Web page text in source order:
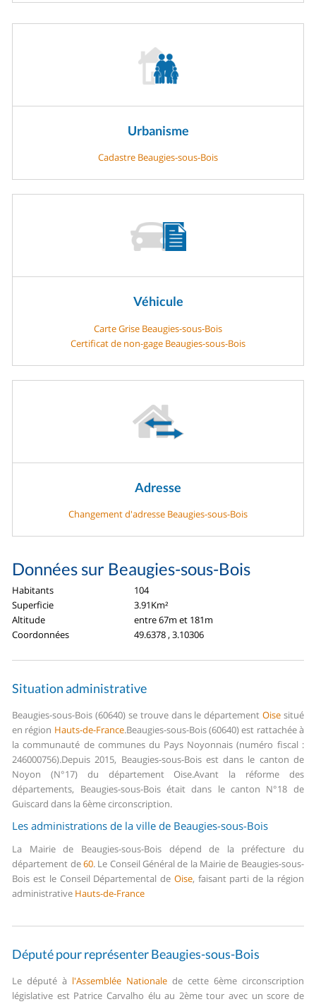
Urbanisme
Cadastre Beaugies-sous-Bois
Véhicule
Carte Grise Beaugies-sous-Bois
Certificat de non-gage Beaugies-sous-Bois
Adresse
Changement d'adresse Beaugies-sous-Bois
Données sur Beaugies-sous-Bois
Habitants
104
Superficie
3.91Km²
Altitude
entre 67m et 181m
Coordonnées
49.6378 , 3.10306
Situation administrative
Beaugies-sous-Bois (60640) se trouve dans le département Oisesitué
en région Hauts-de-France.Beaugies-sous-Bois (60640) est rattachée à
la communauté de communes du Pays Noyonnais (numéro fiscal :
246000756).Depuis 2015, Beaugies-sous-Bois est dans le canton de
Noyon (N°17) du département Oise.Avant la réforme des
départements, Beaugies-sous-Bois était dans le canton N°18 de
Guiscard dans la 6ème circonscription.
Les administrations de la ville de Beaugies-sous-Bois
La Mairie de Beaugies-sous-Bois dépend de la préfecture du
département de60.Le Conseil Général de la Mairie de Beaugies-sous-
Bois est le Conseil Départemental de Oise, faisant parti de la région
administrative Hauts-de-France
Député pour représenter Beaugies-sous-Bois
Le député à l'Assemblée Nationale de cette 6ème circonscription
législative est Patrice Carvalho élu au 2ème tour avec un score de